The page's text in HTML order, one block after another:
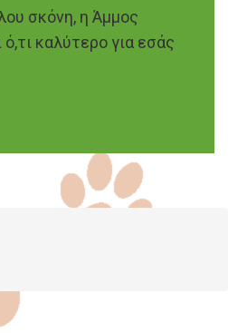
σκόνη, η Άμμος
ό,τι καλύτερο για εσάς